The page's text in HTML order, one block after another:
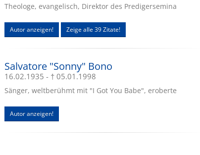
Theologe, evangelisch, Direktor des Predigersemina
Autor anzeigen! Zeige alle 39 Zitate!
Salvatore "Sonny" Bono
16.02.1935 - † 05.01.1998
Sänger, weltberühmt mit "I Got You Babe", eroberte
Autor anzeigen!